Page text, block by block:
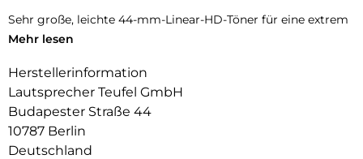
Sehr große, leichte 44-mm-Linear-HD-Töner für eine extrem
ausgewogene Klangdarstellung mit detaillierten Höhen und
einschaltbares Dynamore Headphones für ein
Stereopanorama wie bei echten Lautsprechern
Bluetooth 5.1 mit Qualcomm aptX Adaptive und AAC für HD-
Musikstreaming von Spotify, YouTube, Apple Music und Co.,
Videoton wird lippensynchron übertragen, 30 m Reichweite
Mehr lesen
Herstellerinformation
Lautsprecher Teufel GmbH
Budapester Straße 44
10787 Berlin
Deutschland